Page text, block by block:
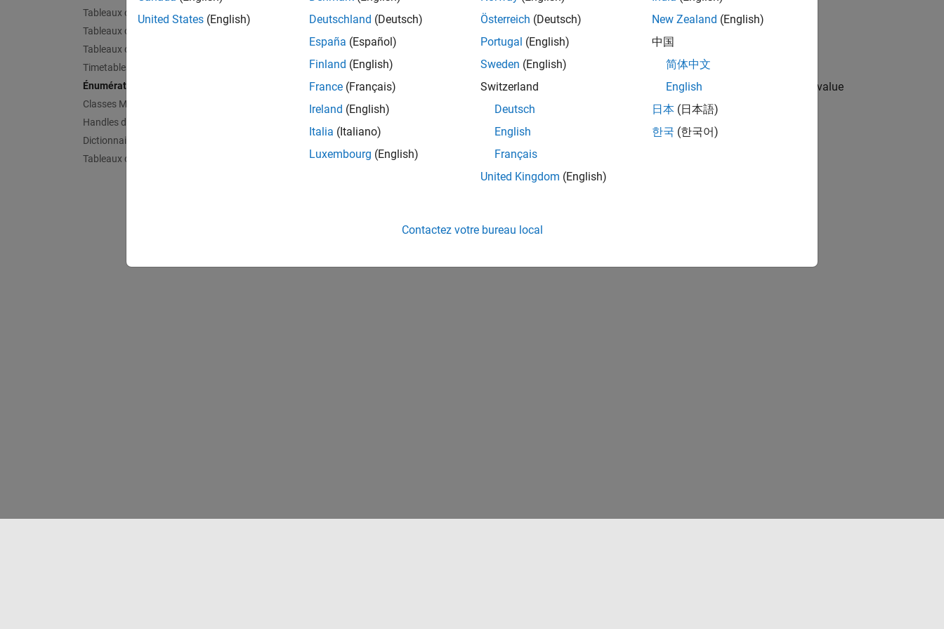
Tableaux catégoriels
Tableaux de données de type datetime
Tableaux de données de type duration
Timetables
Énumérations
Classes MATLAB
Handles de fonctions
Dictionnaires
Tableaux de Deep Learning
Generate Code for an LED Control Function That Uses Enumerated Types
Generate code for a MATLAB function that uses enumerations.
Customize Enumerated Types in Generated Code
Specify a default enumerated value, use an externally defined enumerated type, and control enumerated type value
names.
How useful was this information?
United States (English)
Deutschland (Deutsch)
España (Español)
Finland (English)
France (Français)
Ireland (English)
Italia (Italiano)
Luxembourg (English)
Österreich (Deutsch)
Portugal (English)
Sweden (English)
Switzerland
Deutsch
English
Français
United Kingdom (English)
New Zealand (English)
中国
简体中文
English
日本 (日本語)
한국 (한국어)
Contactez votre bureau local